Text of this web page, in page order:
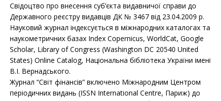
Свідоцтво про внесення суб’єкта видавничої справи до
Державного реєстру видавців ДК № 3467 від 23.04.2009 р.
Науковий журнал індексується в міжнародних каталогах та
наукометричних базах Index Copernicus, WorldCat, Google
Scholar, Library of Congress (Washington DC 20540 United
States) Online Catalog, Національна бібліотека України імені
В.І. Вернадського.
Журнал “Світ фінансів” включено Міжнародним Центром
періодичних видань (ISSN International Centre, Париж) до